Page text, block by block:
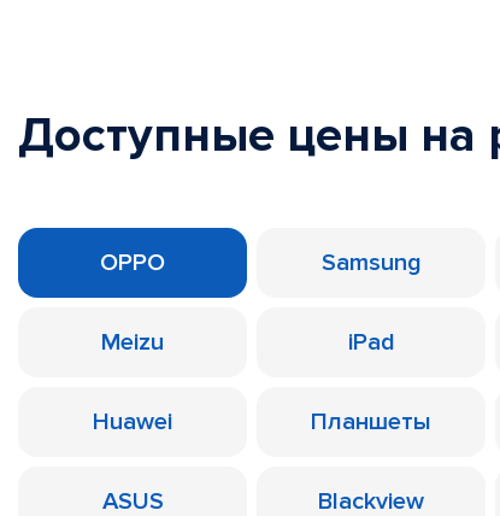
Доступные цены на
OPPO Samsung
Meizu iPad
Huawei Планшеты
ASUS Blackview